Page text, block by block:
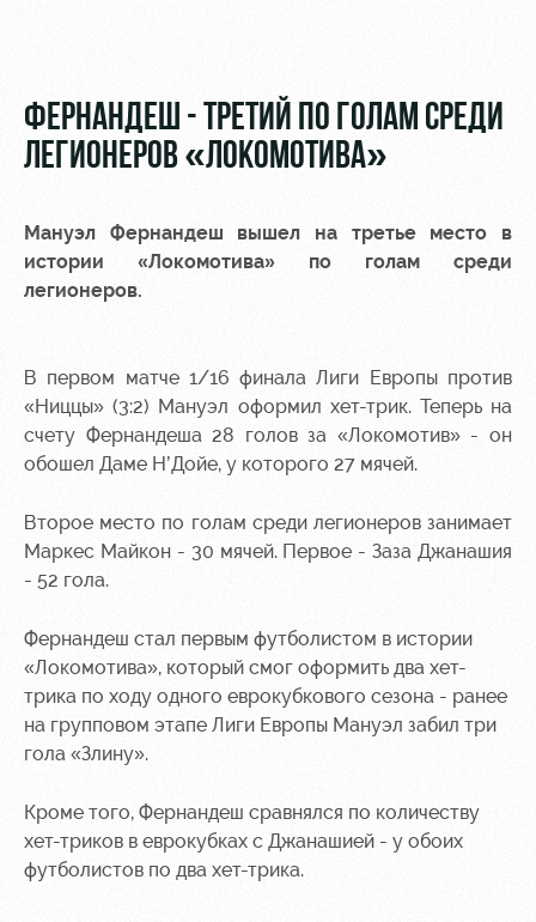
Арена
Организация
полей
Аренда
площадей
Ледовый
дворец
Занятия
Старт
Как
поступить
Руководство
Контакты
для
болельщиков
«Локомотив»
Заставки
Программа
Карта
болельщика
Информация
для
болельщиков
МГН
ФЕРНАНДЕШ - ТРЕТИЙ ПО ГОЛАМ СРЕДИ
ЛЕГИОНЕРОВ «ЛОКОМОТИВА»
Мануэл Фернандеш вышел на третье место в
истории «Локомотива» по голам среди
легионеров.
В первом матче 1/16 финала Лиги Европы против
«Ниццы» (3:2) Мануэл оформил хет-трик. Теперь на
счету Фернандеша 28 голов за «Локомотив» - он
обошел Даме Н’Дойе, у которого 27 мячей.
Второе место по голам среди легионеров занимает
Маркес Майкон - 30 мячей. Первое - Заза Джанашия
- 52 гола.
Фернандеш стал первым футболистом в истории
«Локомотива», который смог оформить два хет-
трика по ходу одного еврокубкового сезона - ранее
на групповом этапе Лиги Европы Мануэл забил три
гола «Злину».
Кроме того, Фернандеш сравнялся по количеству
хет-триков в еврокубках с Джанашией - у обоих
футболистов по два хет-трика.